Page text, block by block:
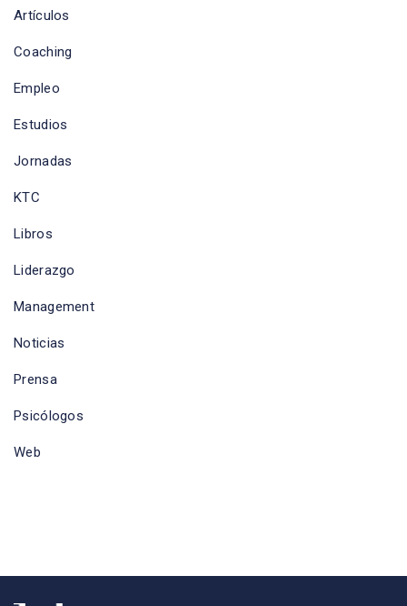
Artículos
Coaching
Empleo
Estudios
Jornadas
KTC
Libros
Liderazgo
Management
Noticias
Prensa
Psicólogos
Web